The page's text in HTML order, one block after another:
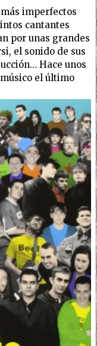
imperfectos
cantantes
por unas grandes
el sonido de sus
Hace unos
el último